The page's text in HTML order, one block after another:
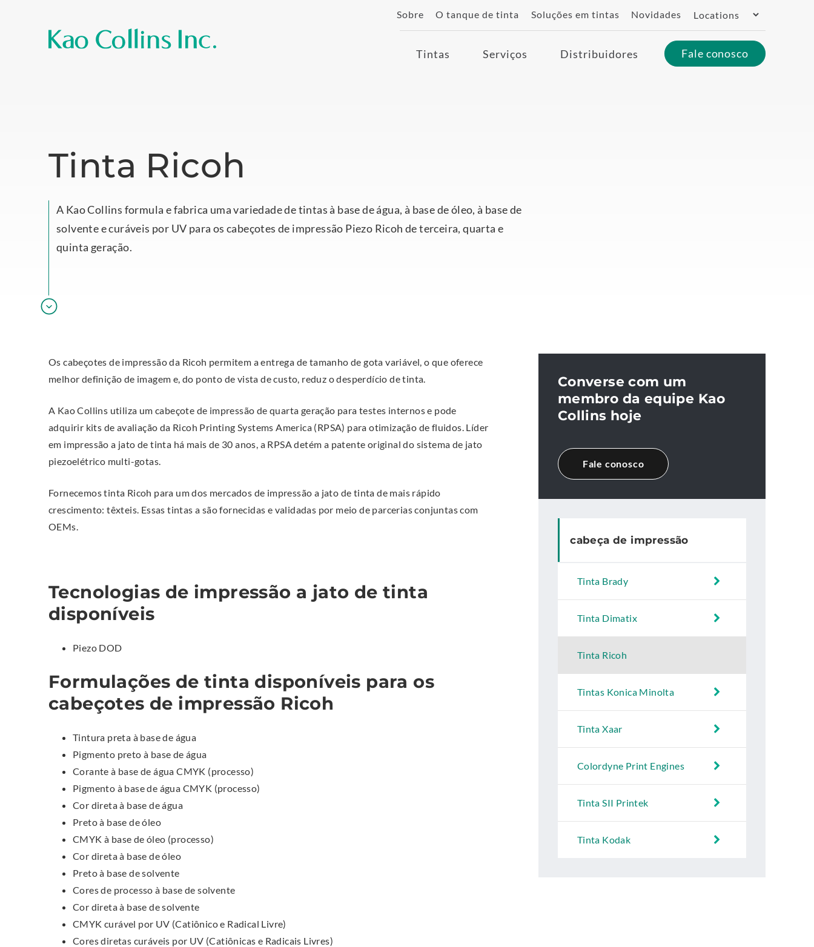
Sobre O tanque de tinta Soluções em tintas Novidades Switch
Tintas Serviços Distribuidores Fale conosco
Tinta Ricoh
A Kao Collins formula e fabrica uma variedade de tintas à base de água, à base de óleo, à base de
solvente e curáveis por UV para os cabeçotes de impressão Piezo Ricoh de terceira, quarta e
quinta geração.
Os cabeçotes de impressão da Ricoh permitem a entrega de tamanho de gota variável, o que oferece
melhor definição de imagem e, do ponto de vista de custo, reduz o desperdício de tinta.
A Kao Collins utiliza um cabeçote de impressão de quarta geração para testes internos e pode
adquirir kits de avaliação da Ricoh Printing Systems America (RPSA) para otimização de fluidos. Líder
em impressão a jato de tinta há mais de 30 anos, a RPSA detém a patente original do sistema de jato
piezoelétrico multi-gotas.
Fornecemos tinta Ricoh para um dos mercados de impressão a jato de tinta de mais rápido
crescimento: têxteis. Essas tintas a são fornecidas e validadas por meio de parcerias conjuntas com
OEMs.
Tecnologias de impressão a jato de tinta
disponíveis
Piezo DOD
Formulações de tinta disponíveis para os
cabeçotes de impressão Ricoh
Tintura preta à base de água
Pigmento preto à base de água
Corante à base de água CMYK (processo)
Pigmento à base de água CMYK (processo)
Cor direta à base de água
Preto à base de óleo
CMYK à base de óleo (processo)
Cor direta à base de óleo
Preto à base de solvente
Cores de processo à base de solvente
Cor direta à base de solvente
CMYK curável por UV (Catiônico e Radical Livre)
Cores diretas curáveis por UV (Catiônicas e Radicais Livres)
Converse com um
membro da equipe Kao
Collins hoje
Fale conosco
cabeça de impressão
Tinta Brady
Tinta Dimatix
Tinta Ricoh
Tintas Konica Minolta
Tinta Xaar
Colordyne Print Engines
Tinta SII Printek
Tinta Kodak